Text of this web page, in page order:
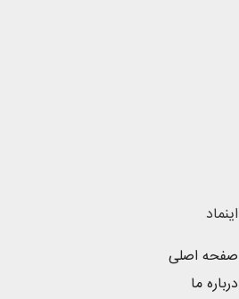
اینماد
صفحه اصلی
درباره ما